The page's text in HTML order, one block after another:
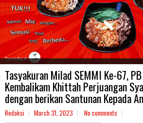
Tasyakuran Milad SEMMI Ke-67,
Kembalikam Khittah Perjuangan
dengan berikan Santunan Kepada
Redaksi March 31, 2023 No comments